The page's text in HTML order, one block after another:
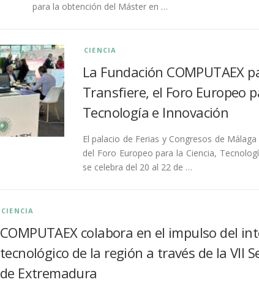
para la obtención del Máster en …
CIENCIA
La Fundación COMPUTAEX
Transfiere, el Foro Europeo
Tecnología e Innovación
El palacio de Ferias y Congresos de
del Foro Europeo para la Ciencia,
se celebra del 20 al 22 de …
CIENCIA
COMPUTAEX colabora en el impulso del
tecnológico de la región a través de la VII
de Extremadura